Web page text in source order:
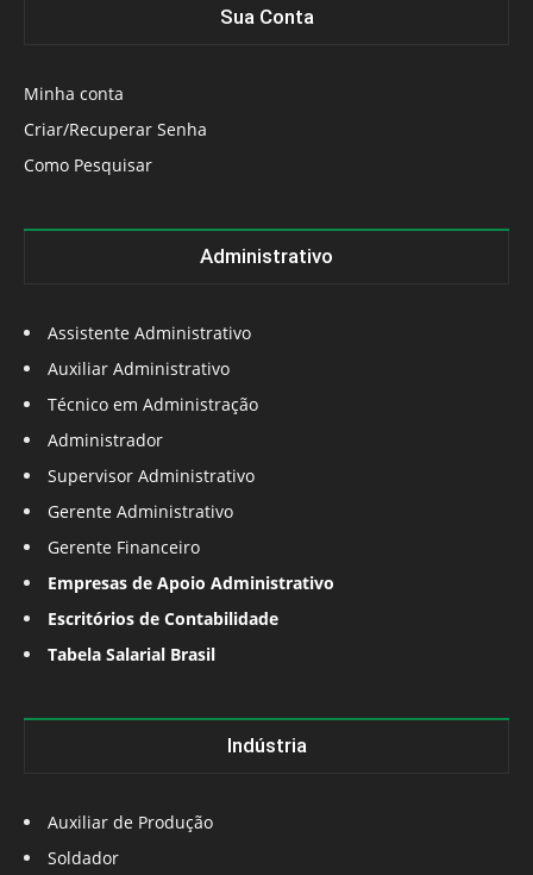
Sua Conta
Minha conta
Criar/Recuperar Senha
Como Pesquisar
Administrativo
Assistente Administrativo
Auxiliar Administrativo
Técnico em Administração
Administrador
Supervisor Administrativo
Gerente Administrativo
Gerente Financeiro
Empresas de Apoio Administrativo
Escritórios de Contabilidade
Tabela Salarial Brasil
Indústria
Auxiliar de Produção
Soldador